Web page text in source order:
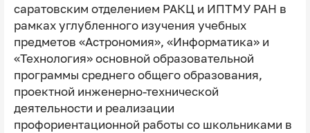
саратовским отделением РАКЦ и ИПТМУ РАН в
рамках углубленного изучения учебных
предметов «Астрономия», «Информатика» и
«Технология» основной образовательной
программы среднего общего образования,
проектной инженерно-технической
деятельности и реализации
профориентационной работы со школьниками в